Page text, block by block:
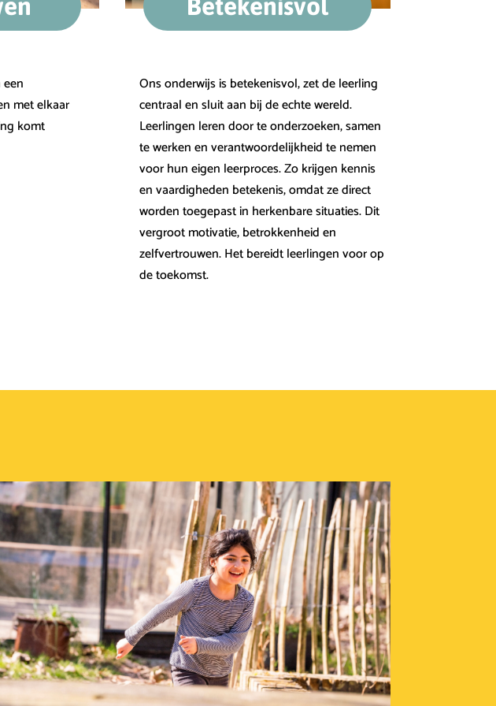
Betekenisvol
met elkaar
komt
Ons onderwijs is betekenisvol, zet de leerling
centraal en sluit aan bij de echte wereld.
Leerlingen leren door te onderzoeken, samen
te werken en verantwoordelijkheid te nemen
voor hun eigen leerproces. Zo krijgen kennis
en vaardigheden betekenis, omdat ze direct
worden toegepast in herkenbare situaties. Dit
vergroot motivatie, betrokkenheid en
zelfvertrouwen. Het bereidt leerlingen voor op
de toekomst.